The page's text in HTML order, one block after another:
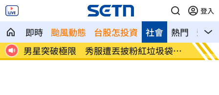
登入
即時 颱風動態 台股怎投資 熱門 影音
社會
男星突破極限 秀服遭丟披粉紅垃圾袋登
台
楊紫
榮